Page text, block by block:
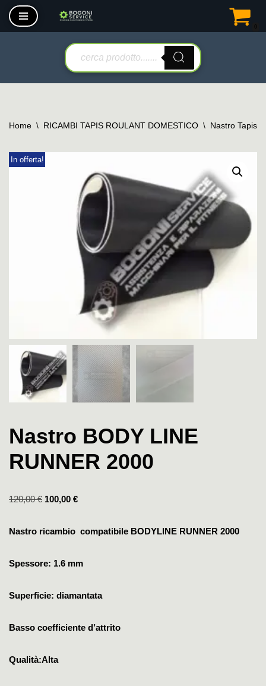
Vai
Home \ RICAMBI TAPIS ROULANT DOMESTICO \ Nastro Tapis
In offerta!
Nastro BODY LINE
RUNNER 2000
120,00€ 100,00 €
Nastro ricambio compatibile BODYLINE RUNNER 2000
Spessore: 1.6 mm
Superficie: diamantata
Basso coefficiente d’attrito
Qualità:Alta